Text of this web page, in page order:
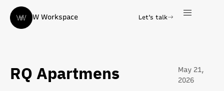
W Workspace Let's talk
RQ Apartmens
May 21,
2026